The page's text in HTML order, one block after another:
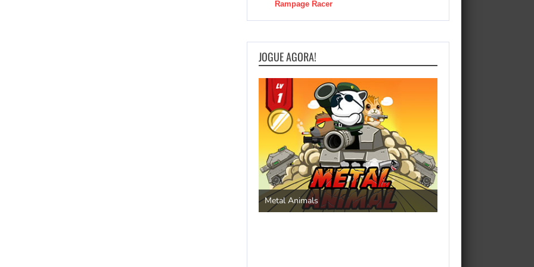
Rampage Racer
JOGUE AGORA!
Metal Animals